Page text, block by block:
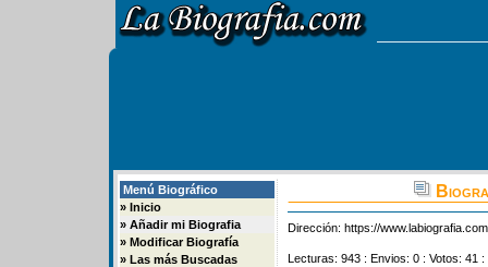
Menú Biográfico
» Inicio
» Añadir mi Biografia
» Modificar Biografía
» Las más Buscadas
Dirección: https://
Lecturas: 943 : Envios: 0 : Votos: 41